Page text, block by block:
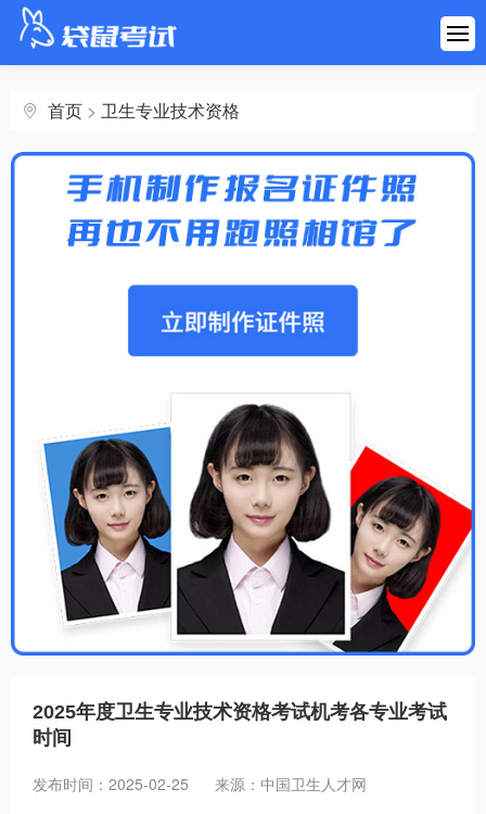
首页
建筑工程
医药健康
财会金融
其他考试
招聘信息
首页 > 卫生专业技术资格
2025年度卫生专业技术资格考试机考各专业考试
时间
发布时间：2025-02-25 来源：中国卫生人才网